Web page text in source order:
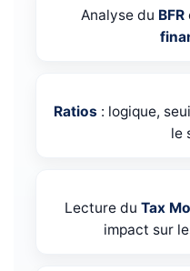
Analyse du BFR
Ratios : logique,
le
Lecture du Tax
impact sur